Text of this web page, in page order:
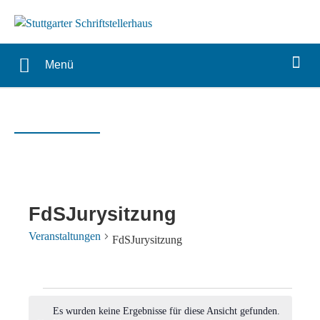
Menü
FdSJurysitzung
Veranstaltungen FdSJurysitzung
Es wurden keine Ergebnisse für diese Ansicht gefunden.